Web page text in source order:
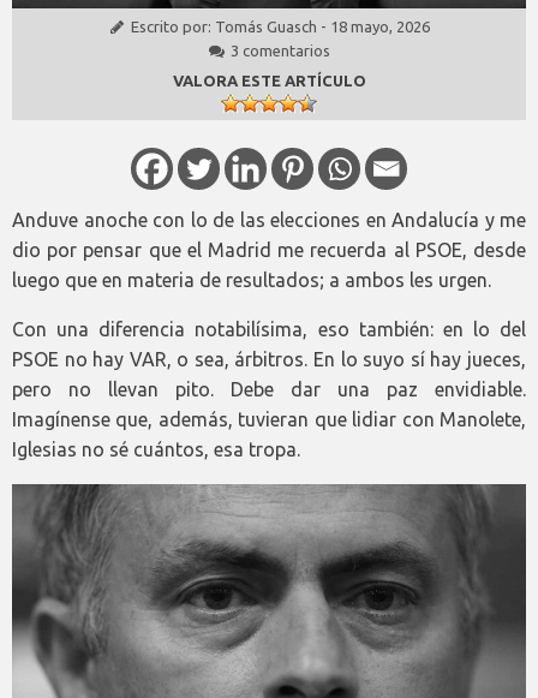
Escrito por: Tomás Guasch - 18 mayo, 2026
3 comentarios
VALORA ESTE ARTÍCULO
Anduve anoche con lo de las elecciones en Andalucía y me
dio por pensar que el Madrid me recuerda al PSOE, desde
luego que en materia de resultados; a ambos les urgen.
Con una diferencia notabilísima, eso también: en lo del
PSOE no hay VAR, o sea, árbitros. En lo suyo sí hay jueces,
pero no llevan pito. Debe dar una paz envidiable.
Imagínense que, además, tuvieran que lidiar con Manolete,
Iglesias no sé cuántos, esa tropa.